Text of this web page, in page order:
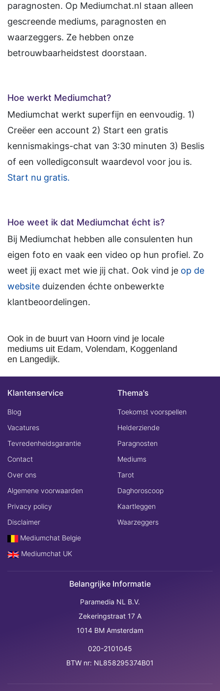
paragnosten. Op Mediumchat.nl staan alleen
gescreende mediums, paragnosten en
waarzeggers. Ze hebben onze
betrouwbaarheidstest doorstaan.
Hoe werkt Mediumchat?
Mediumchat werkt superfijn en eenvoudig. 1)
Creëer een account 2) Start een gratis
kennismakings-chat van 3:30 minuten 3) Beslis
of een volledigconsult waardevol voor jou is.
Start nu gratis.
Hoe weet ik dat Mediumchat écht is?
Bij Mediumchat hebben alle consulenten hun
eigen foto en vaak een video op hun profiel. Zo
weet jij exact met wie jij chat. Ook vind je op de
website duizenden échte onbewerkte
klantbeoordelingen.
Ook in de buurt van Hoorn vind je locale
mediums uit Edam, Volendam, Koggenland
en Langedijk.
Klantenservice
Blog
Vacatures
Tevredenheidsgarantie
Contact
Over ons
Algemene voorwaarden
Privacy policy
Disclaimer
Mediumchat Belgie
Mediumchat UK
Thema's
Toekomst voorspellen
Helderziende
Paragnosten
Mediums
Tarot
Daghoroscoop
Kaartleggen
Waarzeggers
Belangrijke Informatie
Paramedia NL B.V.
Zekeringstraat 17 A
1014 BM Amsterdam
020-2101045
BTW nr: NL858295374B01